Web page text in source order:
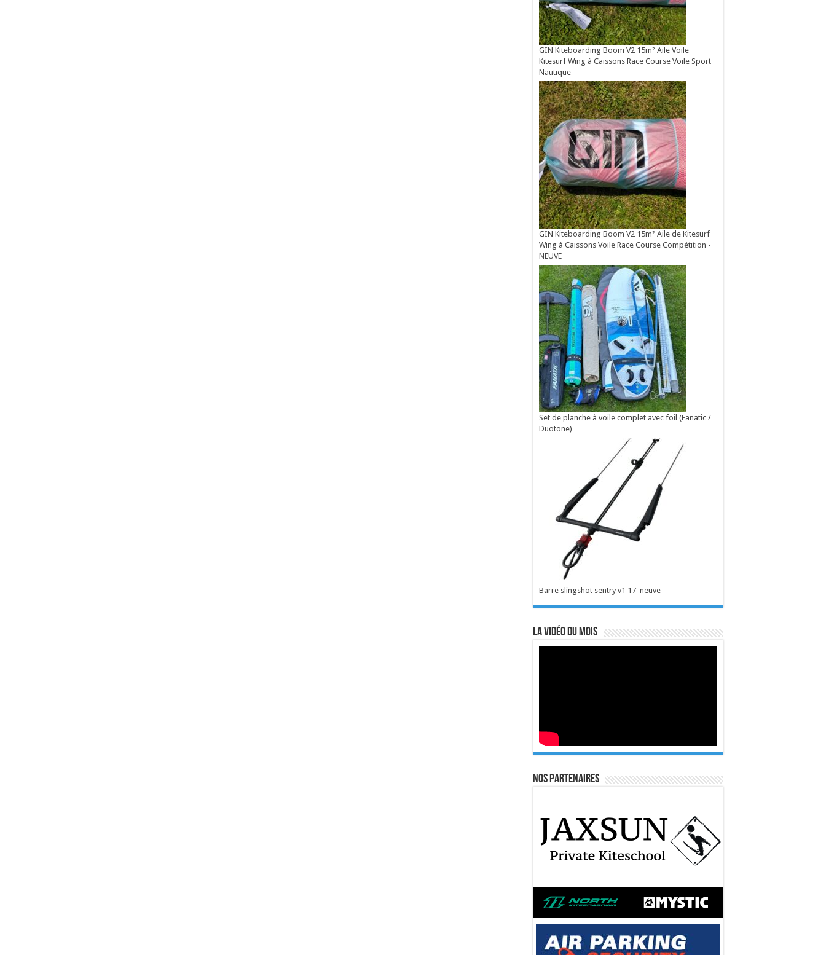
GIN Kiteboarding Boom V2 15m² Aile Voile
Kitesurf Wing à Caissons Race Course Voile Sport
Nautique
GIN Kiteboarding Boom V2 15m² Aile de Kitesurf
Wing à Caissons Voile Race Course Compétition -
NEUVE
Set de planche à voile complet avec foil (Fanatic /
Duotone)
Barre slingshot sentry v1 17' neuve
La vidéo du mois
Nos Partenaires